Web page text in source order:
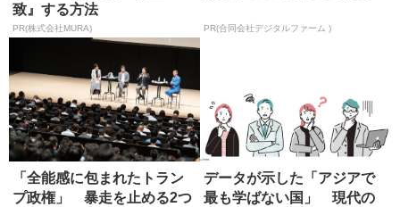
致』する方法
PR(株式会社MURA) PR(合同会社デジタルファーム )
「全能感に包まれたトラン
プ政権」 暴走を止める2つ
データが示した「アジアで
最も学ばない国」 現代の